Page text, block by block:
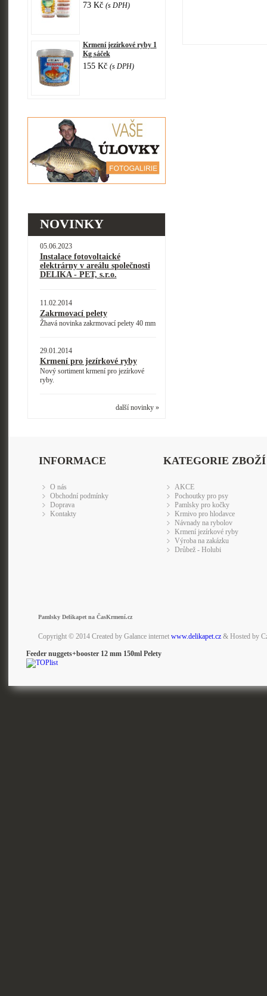
73 Kč (s DPH)
Krmení jezírkové ryby 1
Kg sáček
155 Kč (s DPH)
NOVINKY
05.06.2023
Instalace fotovoltaické
elektrárny v areálu společnosti
DELIKA - PET, s.r.o.
11.02.2014
Zakrmovací pelety
Žhavá novinka zakrmovací pelety 40 mm
29.01.2014
Krmení pro jezírkové ryby
Nový sortiment krmení pro jezírkové
ryby.
další novinky »
INFORMACE
O nás
Obchodní podmínky
Doprava
Kontakty
KATEGORIE ZBOŽÍ
AKCE
Pochoutky pro psy
Pamlsky pro kočky
Krmivo pro hlodavce
Návnady na rybolov
Krmení jezírkové ryby
Výroba na zakázku
Drůbež - Holubi
Pamlsky Delikapet na ČasKrmení.cz
Copyright © 2014 Created by Galance internet www.delikapet.cz& Hosted by
Feeder nuggets+booster 12 mm 150ml Pelety